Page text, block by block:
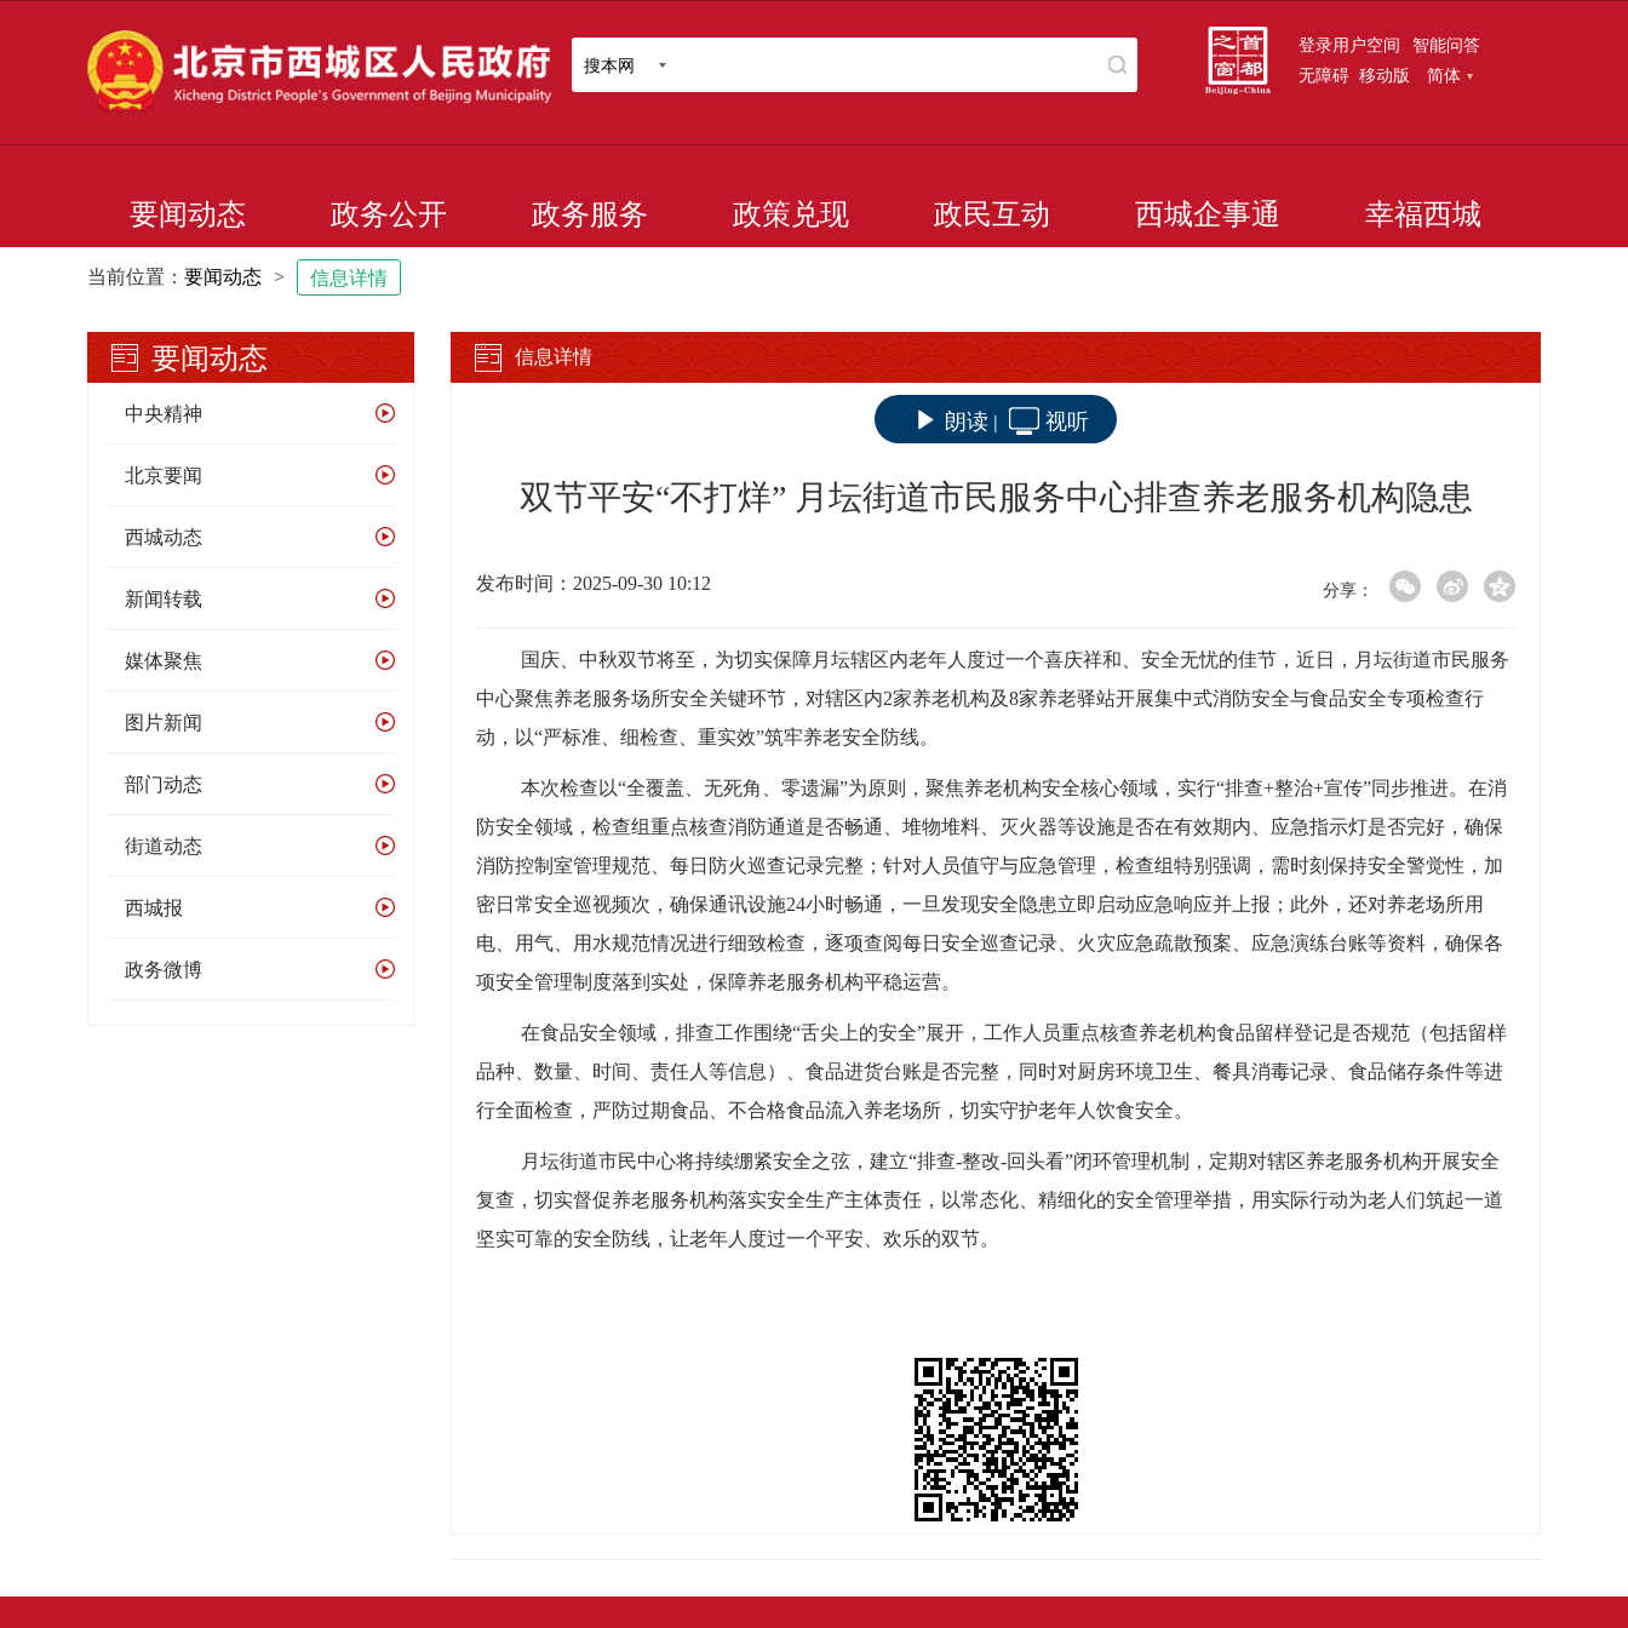
搜本网
登录用户空间 智能问答
无障碍 移动版 简体
要闻动态 政务公开 政务服务 政策兑现 政民互动 西城企事通 幸福西城
当前位置： 要闻动态 > 信息详情
要闻动态
中央精神
北京要闻
西城动态
新闻转载
媒体聚焦
图片新闻
部门动态
街道动态
西城报
政务微博
信息详情
朗读 | 视听
双节平安“不打烊” 月坛街道市民服务中心排查养老服务机构隐患
发布时间：2025-09-30 10:12 分享：
国庆、中秋双节将至，为切实保障月坛辖区内老年人度过一个喜庆祥和、安全无忧的佳节，近日，月坛街道市民服务
中心聚焦养老服务场所安全关键环节，对辖区内2家养老机构及8家养老驿站开展集中式消防安全与食品安全专项检查行
动，以“严标准、细检查、重实效”筑牢养老安全防线。
本次检查以“全覆盖、无死角、零遗漏”为原则，聚焦养老机构安全核心领域，实行“排查+整治+宣传”同步推进。在消
防安全领域，检查组重点核查消防通道是否畅通、堆物堆料、灭火器等设施是否在有效期内、应急指示灯是否完好，确保
消防控制室管理规范、每日防火巡查记录完整；针对人员值守与应急管理，检查组特别强调，需时刻保持安全警觉性，加
密日常安全巡视频次，确保通讯设施24小时畅通，一旦发现安全隐患立即启动应急响应并上报；此外，还对养老场所用
电、用气、用水规范情况进行细致检查，逐项查阅每日安全巡查记录、火灾应急疏散预案、应急演练台账等资料，确保各
项安全管理制度落到实处，保障养老服务机构平稳运营。
在食品安全领域，排查工作围绕“舌尖上的安全”展开，工作人员重点核查养老机构食品留样登记是否规范（包括留样
品种、数量、时间、责任人等信息）、食品进货台账是否完整，同时对厨房环境卫生、餐具消毒记录、食品储存条件等进
行全面检查，严防过期食品、不合格食品流入养老场所，切实守护老年人饮食安全。
月坛街道市民中心将持续绷紧安全之弦，建立“排查-整改-回头看”闭环管理机制，定期对辖区养老服务机构开展安全
复查，切实督促养老服务机构落实安全生产主体责任，以常态化、精细化的安全管理举措，用实际行动为老人们筑起一道
坚实可靠的安全防线，让老年人度过一个平安、欢乐的双节。